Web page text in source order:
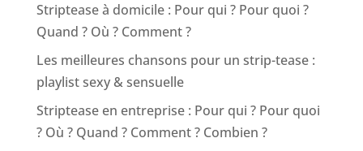
Striptease à domicile : Pour qui ? Pour quoi ?
Quand ? Où ? Comment ?
Les meilleures chansons pour un strip-tease :
playlist sexy & sensuelle
Striptease en entreprise : Pour qui ? Pour quoi
? Où ? Quand ? Comment ? Combien ?